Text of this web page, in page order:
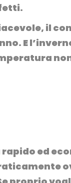
, il
E
ed